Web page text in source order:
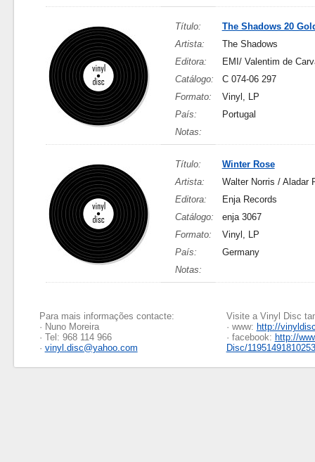
Título:
The Shadows 20
Artista:
The Shadows
Editora:
EMI/ Valentim de
Catálogo:
C 074-06 297
Formato:
Vinyl, LP
País:
Portugal
Notas:
Título:
Winter Rose
Artista:
Walter Norris / Aladar
Editora:
Enja Records
Catálogo:
enja 3067
Formato:
Vinyl, LP
País:
Germany
Notas:
Para mais informações contacte:
· Nuno Moreira
· Tel: 968 114 966
· vinyl.disc@yahoo.com
Visite a Vinyl Disc
· www: http://
· facebook: http://
Disc/